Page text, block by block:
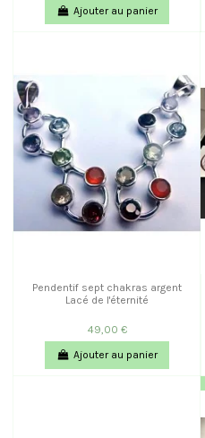
Ajouter au panier
Pendentif sept chakras argent
Lacé de l'éternité
49,00 €
Ajouter au panier